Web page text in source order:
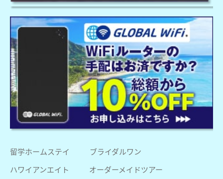
留学ホームステイ
ブライダルワン
ハワイアンエイト
オーダーメイドツアー